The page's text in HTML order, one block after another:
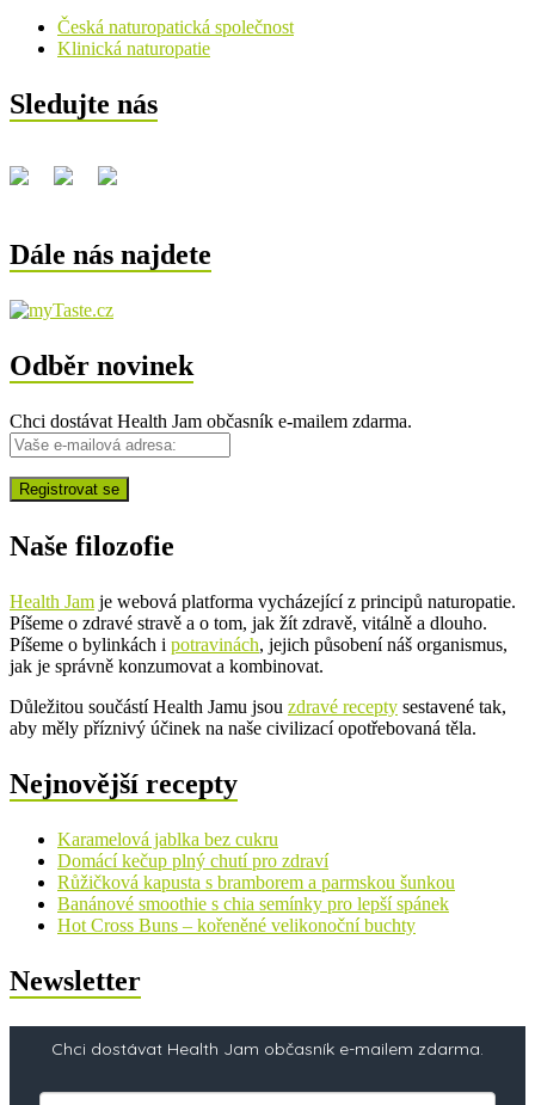
Česká naturopatická společnost
Klinická naturopatie
Sledujte nás
Dále nás najdete
Odběr novinek
Chci dostávat Health Jam občasník e-mailem zdarma.
Naše filozofie
Health Jam je webová platforma vycházející z principů naturopatie.
Píšeme o zdravé stravě a o tom, jak žít zdravě, vitálně a dlouho.
Píšeme o bylinkách i potravinách, jejich působení náš organismus,
jak je správně konzumovat a kombinovat.
Důležitou součástí Health Jamu jsou zdravé recepty sestavené tak,
aby měly příznivý účinek na naše civilizací opotřebovaná těla.
Nejnovější recepty
Karamelová jablka bez cukru
Domácí kečup plný chutí pro zdraví
Růžičková kapusta s bramborem a parmskou šunkou
Banánové smoothie s chia semínky pro lepší spánek
Hot Cross Buns – kořeněné velikonoční buchty
Newsletter
Chci dostávat Health Jam občasník e-mailem zdarma.